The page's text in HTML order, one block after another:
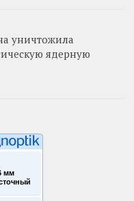
уничтожила
ядерную
мм